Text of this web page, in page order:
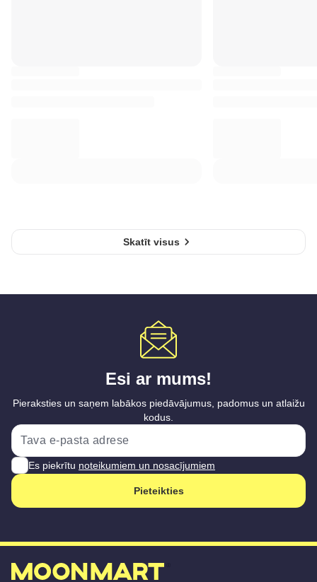
Skatīt visus
Esi ar mums!
Pieraksties un saņem labākos piedāvājumus, padomus un atlaižu
kodus.
Es piekrītu noteikumiem un nosacījumiem
Pieteikties